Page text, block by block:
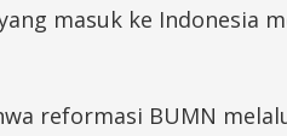
masuk ke Indonesia
reformasi BUMN